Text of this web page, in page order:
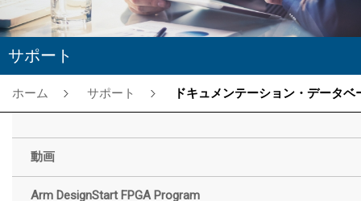
サポート
ホーム サポート ドキュメンテーション・データベー
動画
Arm DesignStart FPGA Program